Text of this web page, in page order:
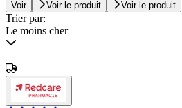
Voir Voir le produit Voir le produit
Trier par:
Le moins cher